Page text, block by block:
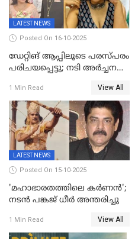
LATEST NEWS
Posted On 16-10-2025
ഡേറ്റിങ് ആപ്പിലൂടെ പരസ്പരം
പരിചയപ്പെട്ടു; നടി അർച്ചന
1 Min Read View All
LATEST NEWS
Posted On 15-10-2025
'മഹാഭാരതത്തിലെ കർണന്‍';
നടൻ പങ്കജ് ധീർ അന്തരിച്ചു
1 Min Read View All